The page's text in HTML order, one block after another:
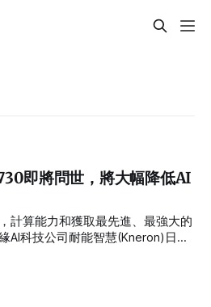
即將問世，將大幅降低AI
計算能力和獲取最先進、最強大的
AI科技公司耐能智慧(Kneron)日前
言模型(LLM)的成本大幅降低。